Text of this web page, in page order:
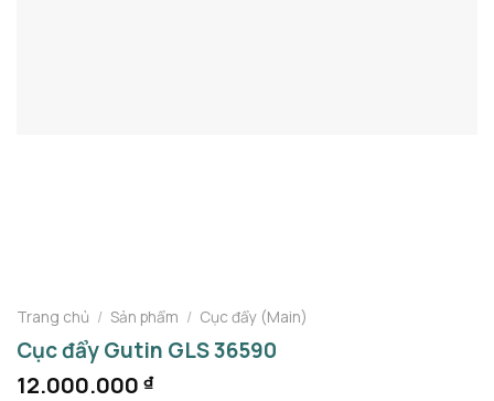
Trang chủ / Sản phẩm / Cục đẩy (Main)
Cục đẩy Gutin GLS 36590
12.000.000 ₫